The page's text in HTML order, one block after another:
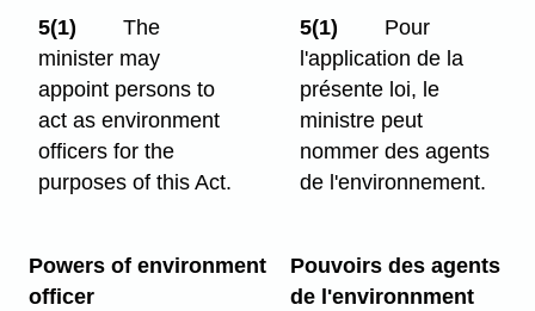
5(1)
The
minister may
appoint persons to
act as environment
officers for the
purposes of this Act.
5(1)
Pour
l'application de la
présente loi, le
ministre peut
nommer des agents
de l'environnement.
Powers of environment
officer
Pouvoirs des agents
de l'environnment